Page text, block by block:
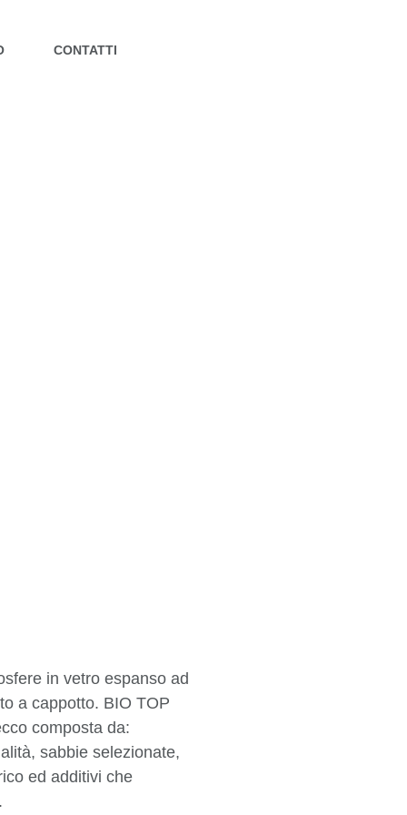
CONTATTI
in vetro espanso ad
a cappotto. BIO TOP
composta da:
sabbie selezionate,
ed additivi che